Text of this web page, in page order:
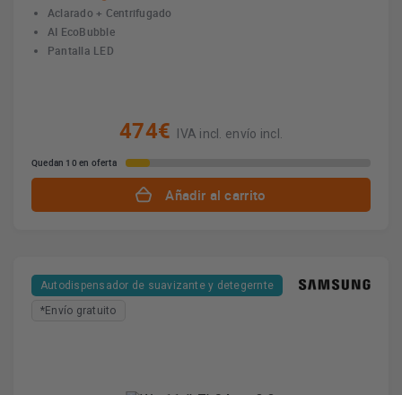
Aclarado + Centrifugado
AI EcoBubble
Pantalla LED
474€ IVA incl. envío incl.
Quedan 10 en oferta
Añadir al carrito
Autodispensador de suavizante y detegernte
*Envío gratuito